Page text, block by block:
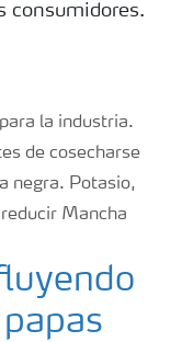
consumidores.
la industria.
de cosecharse
negra. Potasio,
Mancha